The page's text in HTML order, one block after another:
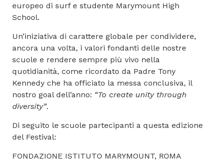
europeo di surf e studente Marymount High
School.
Un’iniziativa di carattere globale per condividere,
ancora una volta, i valori fondanti delle nostre
scuole e rendere sempre più vivo nella
quotidianità, come ricordato da Padre Tony
Kennedy che ha officiato la messa conclusiva, il
nostro goal dell’anno: “To create unity through
diversity”.
Di seguito le scuole partecipanti a questa edizione
del Festival:
FONDAZIONE ISTITUTO MARYMOUNT, ROMA